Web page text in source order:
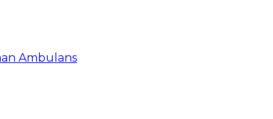
Ambulans